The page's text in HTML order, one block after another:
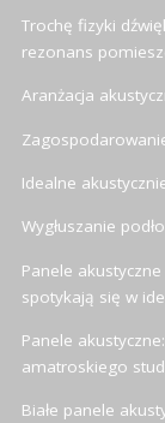
Trochę fizyki
rezonans
Aranżacja
Idealne
Wygłuszanie
Panele
spotykają się w
Panele
amatroskiego
Białe panele